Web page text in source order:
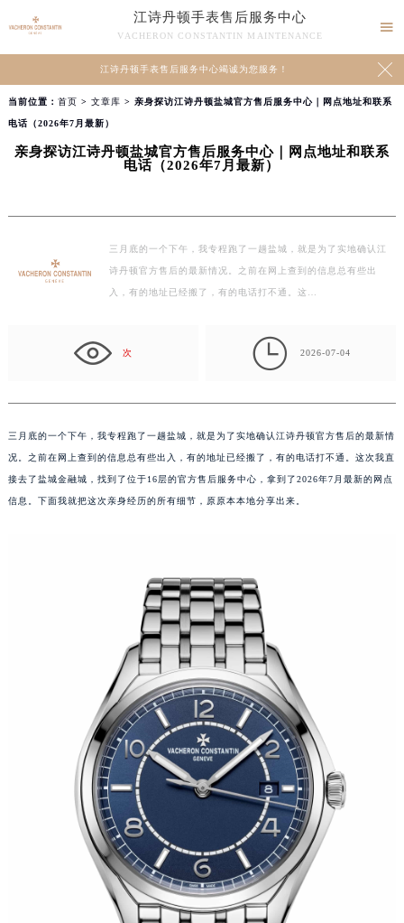
江诗丹顿手表售后服务中心
VACHERON CONSTANTIN MAINTENANCE

江诗丹顿手表售后服务中心竭诚为您服务！ 
当前位置： 首页 > 文章库 > 亲身探访江诗丹顿盐城官方售后服务中心｜网点地址和联系
电话（2026年7月最新）
亲身探访江诗丹顿盐城官方售后服务中心｜网点地址和联系
电话（2026年7月最新）
三月底的一个下午，我专程跑了一趟盐城，就是为了实地确认江
诗丹顿官方售后的最新情况。之前在网上查到的信息总有些出
入，有的地址已经搬了，有的电话打不通。这…
次  2026-07-04
三月底的一个下午，我专程跑了一趟盐城，就是为了实地确认江诗丹顿官方售后的最新情
况。之前在网上查到的信息总有些出入，有的地址已经搬了，有的电话打不通。这次我直
接去了盐城金融城，找到了位于16层的官方售后服务中心，拿到了2026年7月最新的网点
信息。下面我就把这次亲身经历的所有细节，原原本本地分享出来。